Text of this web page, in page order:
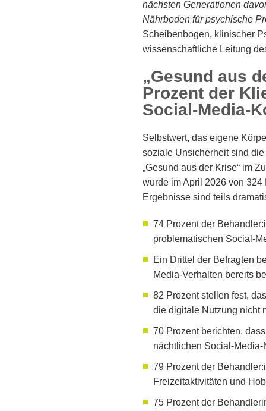
nächsten Generationen
Nährboden für psychische
Scheibenbogen, klinischer
wissenschaftliche Leitung
„Gesund aus
Prozent der
Social-Media-
Selbstwert, das eigene
soziale Unsicherheit sind
„Gesund aus der Krise“ im
wurde im April 2026 von
Ergebnisse sind teils
74 Prozent der
problematischen Social-
Ein Drittel der Befragten
Media-Verhalten bereits
82 Prozent stellen fest,
die digitale Nutzung nicht
70 Prozent berichten,
nächtlichen Social-
79 Prozent der
Freizeitaktivitäten und
75 Prozent der